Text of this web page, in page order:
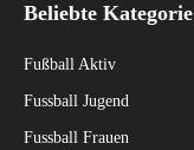
Beliebte Kategorie
Fußball Aktiv
Fussball Jugend
Fussball Frauen